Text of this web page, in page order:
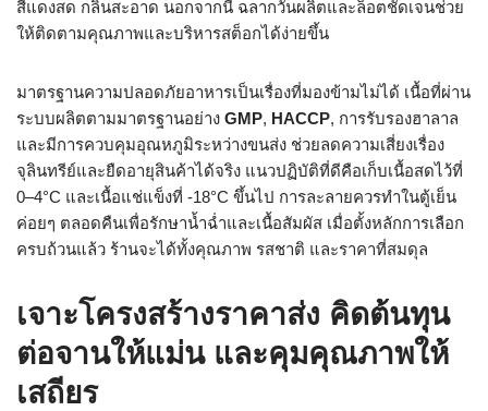
สีแดงสด กลิ่นสะอาด นอกจากนี้ ฉลากวันผลิตและล็อตชัดเจนช่วย
ให้ติดตามคุณภาพและบริหารสต็อกได้ง่ายขึ้น
มาตรฐานความปลอดภัยอาหารเป็นเรื่องที่มองข้ามไม่ได้ เนื้อที่ผ่าน
ระบบผลิตตามมาตรฐานอย่าง GMP, HACCP, การรับรองฮาลาล
และมีการควบคุมอุณหภูมิระหว่างขนส่ง ช่วยลดความเสี่ยงเรื่อง
จุลินทรีย์และยืดอายุสินค้าได้จริง แนวปฏิบัติที่ดีคือเก็บเนื้อสดไว้ที่
0–4°C และเนื้อแช่แข็งที่ -18°C ขึ้นไป การละลายควรทำในตู้เย็น
ค่อยๆ ตลอดคืนเพื่อรักษาน้ำฉ่ำและเนื้อสัมผัส เมื่อตั้งหลักการเลือก
ครบถ้วนแล้ว ร้านจะได้ทั้งคุณภาพ รสชาติ และราคาที่สมดุล
เจาะโครงสร้างราคาส่ง คิดต้นทุน
ต่อจานให้แม่น และคุมคุณภาพให้
เสถียร